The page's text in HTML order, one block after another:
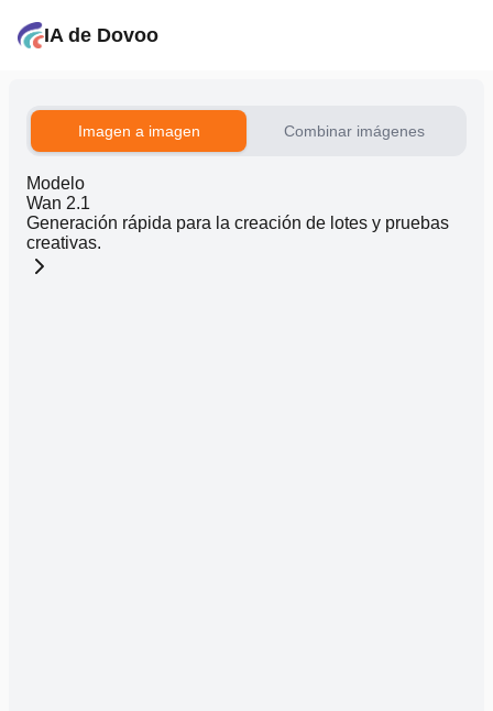
IA de Dovoo
Imagen a imagen Combinar imágenes
Modelo
Wan 2.1
Generación rápida para la creación de lotes y pruebas
creativas.